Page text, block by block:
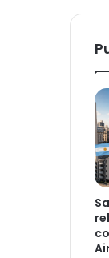
e
n
a
c
a
u
s
a
Y
P
F